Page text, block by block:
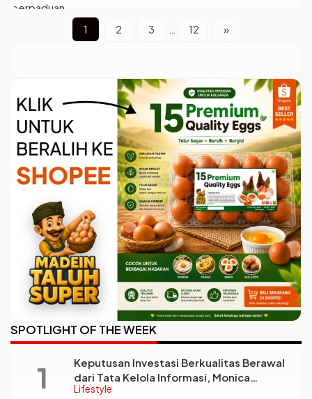
1 2 3 12 »
SPOTLIGHT OF THE WEEK
Lifestyle
Keputusan Investasi Berkualitas Berawal
dari Tata Kelola Informasi, Monica
Triyadi: Bukan Sekadar Analisis